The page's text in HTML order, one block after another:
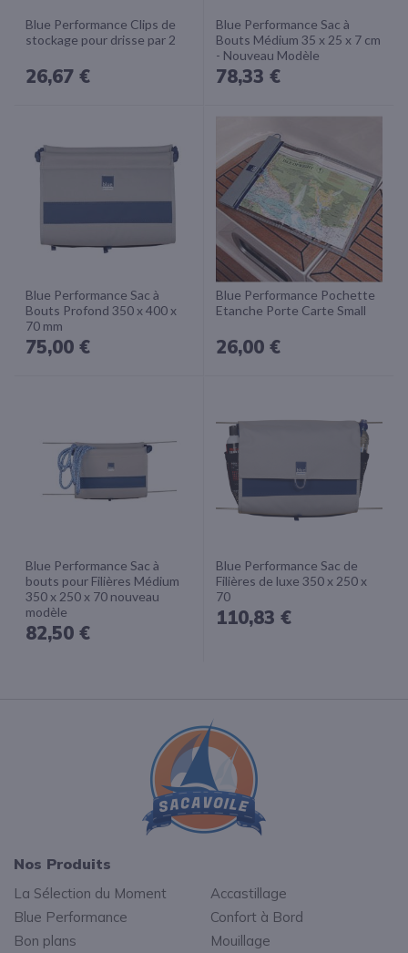
Blue Performance Clips de
stockage pour drisse par 2
26,67 €
Blue Performance Sac à
Bouts Médium 35 x 25 x 7 cm
- Nouveau Modèle
78,33 €
Blue Performance Sac à
Bouts Profond 350 x 400 x
70 mm
75,00 €
Blue Performance Pochette
Etanche Porte Carte Small
26,00 €
Blue Performance Sac à
bouts pour Filières Médium
350 x 250 x 70 nouveau
modèle
82,50 €
Blue Performance Sac de
Filières de luxe 350 x 250 x
70
110,83 €
Nos Produits
La Sélection du Moment
Blue Performance
Bon plans
Accastillage
Confort à Bord
Mouillage